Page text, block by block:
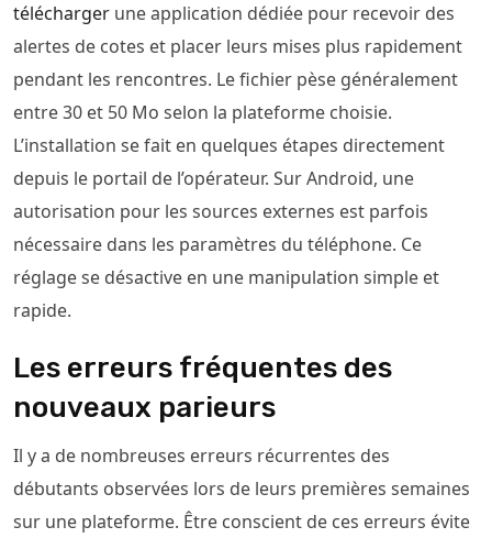
télécharger une application dédiée pour recevoir des
alertes de cotes et placer leurs mises plus rapidement
pendant les rencontres. Le fichier pèse généralement
entre 30 et 50 Mo selon la plateforme choisie.
L’installation se fait en quelques étapes directement
depuis le portail de l’opérateur. Sur Android, une
autorisation pour les sources externes est parfois
nécessaire dans les paramètres du téléphone. Ce
réglage se désactive en une manipulation simple et
rapide.
Les erreurs fréquentes des
nouveaux parieurs
Il y a de nombreuses erreurs récurrentes des
débutants observées lors de leurs premières semaines
sur une plateforme. Être conscient de ces erreurs évite